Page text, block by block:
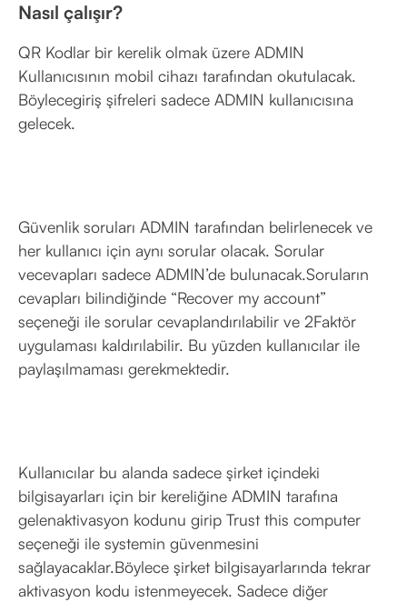
Nasıl çalışır?
QR Kodlar bir kerelik olmak üzere ADMIN
Kullanıcısının mobil cihazı tarafından okutulacak.
Böylecegiriş şifreleri sadece ADMIN kullanıcısına
gelecek.
Güvenlik soruları ADMIN tarafından belirlenecek ve
her kullanıcı için aynı sorular olacak. Sorular
vecevapları sadece ADMIN’de bulunacak.Soruların
cevapları bilindiğinde “Recover my account”
seçeneği ile sorular cevaplandırılabilir ve 2Faktör
uygulaması kaldırılabilir. Bu yüzden kullanıcılar ile
paylaşılmaması gerekmektedir.
Kullanıcılar bu alanda sadece şirket içindeki
bilgisayarları için bir kereliğine ADMIN tarafına
gelenaktivasyon kodunu girip Trust this computer
seçeneği ile systemin güvenmesini
sağlayacaklar.Böylece şirket bilgisayarlarında tekrar
aktivasyon kodu istenmeyecek. Sadece diğer